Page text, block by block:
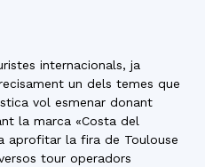
internacionals, ja
un dels temes que
vol esmenar donant
la marca «Costa del
aprofitar la fira de Toulouse
tour operadors